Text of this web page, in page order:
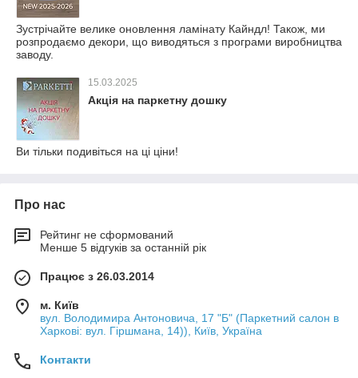
Зустрічайте велике оновлення ламінату Кайндл! Також, ми
розпродаємо декори, що виводяться з програми виробництва
заводу.
15.03.2025
Акція на паркетну дошку
Ви тільки подивіться на ці ціни!
Про нас
Рейтинг не сформований
Менше 5 відгуків за останній рік
Працює з 26.03.2014
м. Київ
вул. Володимира Антоновича, 17 "Б" (Паркетний салон в
Харкові: вул. Гіршмана, 14)), Київ, Україна
Контакти